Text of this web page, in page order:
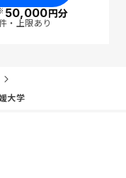
50,000円分
・上限あり
大学